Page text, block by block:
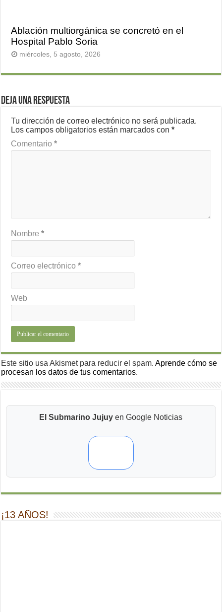
Ablación multiorgánica se concretó en el
Hospital Pablo Soria
miércoles, 5 agosto, 2026
Deja una respuesta
Tu dirección de correo electrónico no será publicada.
Los campos obligatorios están marcados con*
Comentario*
Nombre*
Correo electrónico*
Web
Este sitio usa Akismet para reducir el spam.Aprende cómo se
procesan los datos de tus comentarios.
El Submarino Jujuy en Google Noticias
¡13 AÑOS!